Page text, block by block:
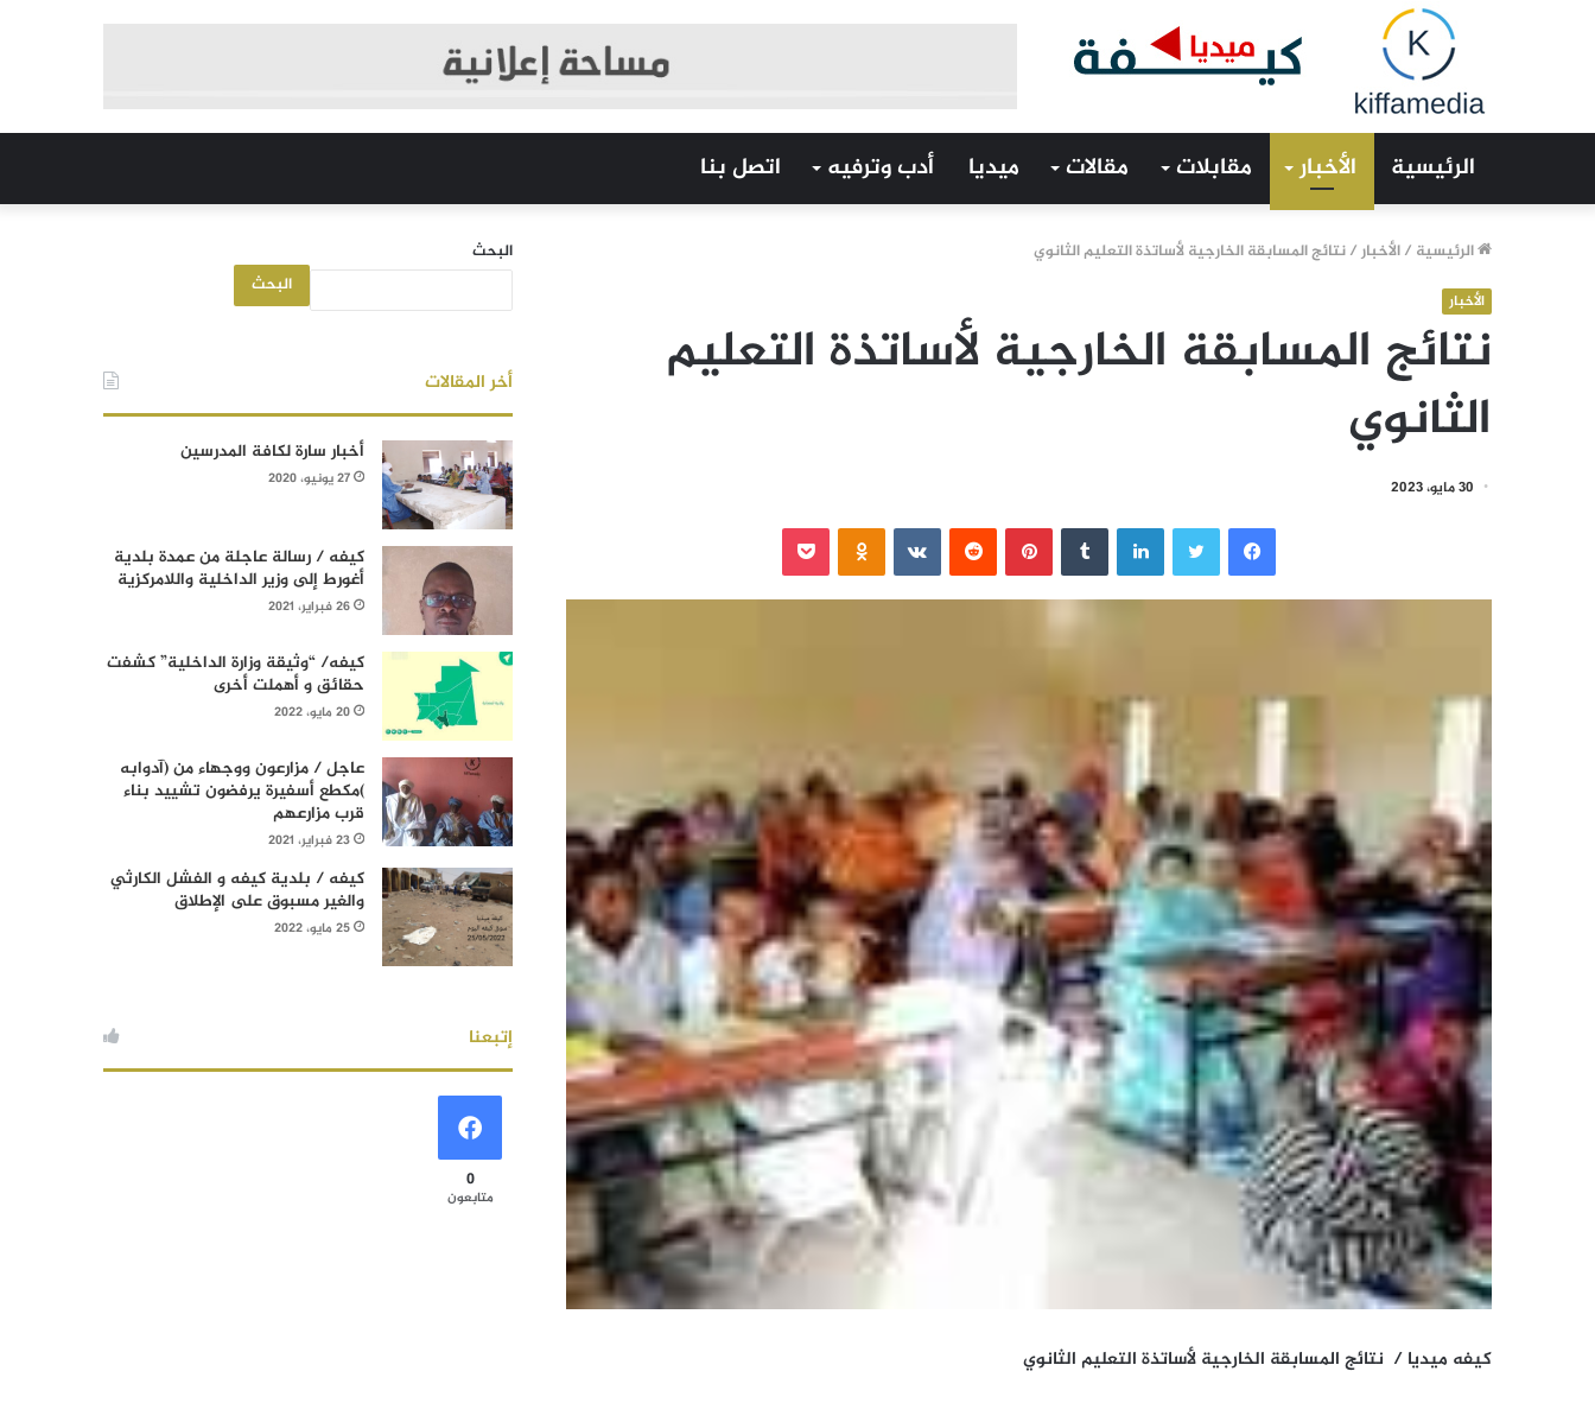
الرئيسية الأخبار مقابلات مقالات ميديا أدب وترفيه اتصل بنا
الرئيسية /الأخبار/نتائج المسابقة الخارجية لأساتذة التعليم الثانوي
الأخبار
نتائج المسابقة الخارجية لأساتذة التعليم
الثانوي
30 مايو، 2023
فيسبوك لينكدإن بينتيريست
كيفه ميديا / نتائج المسابقة الخارجية لأساتذة التعليم الثانوي
البحث
البحث
أخر المقالات
أخبار سارة لكافة المدرسين
27 يونيو، 2020
كيفه / رسالة عاجلة من عمدة بلدية
أغورط إلى وزير الداخلية واللامركزية
26 فبراير، 2021
كيفه/ “وثيقة وزارة الداخلية” كشفت
حقائق و أهملت أخرى
20 مايو، 2022
عاجل / مزارعون ووجهاء من (آدوابه
)مكطع أسفيرة يرفضون تشييد بناء
قرب مزارعهم
23 فبراير، 2021
كيفه / بلدية كيفه و الفشل الكارثي
والغير مسبوق على الإطلاق
25 مايو، 2022
إتبعنا
0
متابعون